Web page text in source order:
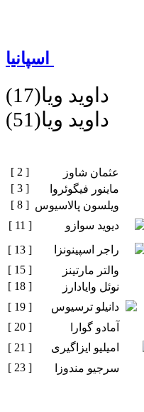
داوید ویا(17)
داوید ویا(51)
[ 2 ]
عثمان شاوز
[ 3 ]
ماینور فیگوئروا
[ 8 ] ویلسون پالاسیوس
[ 11 ]
دیوید سوازو
[ 13 ]
راجر اسپینونزا
[ 15 ]
والتر مارتینز
[ 18 ]
نوئل وایادارز
[ 19 ]
دانیلو ترسیوس
[ 20 ]
آمادو گوارا
[ 21 ]
امیلیو ایزاگیری
[ 23 ]
سرجیو مندوزا